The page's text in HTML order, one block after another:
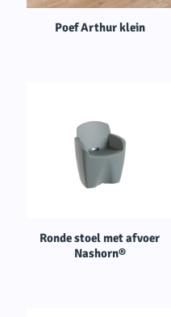
Poef Arthur klein
Ronde stoel met afvoer
Nashorn®